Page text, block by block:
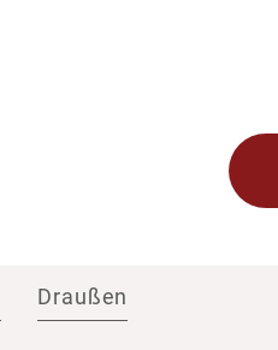
Draußen